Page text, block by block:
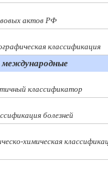
актов РФ
классификация
классификатор
болезней
химическая